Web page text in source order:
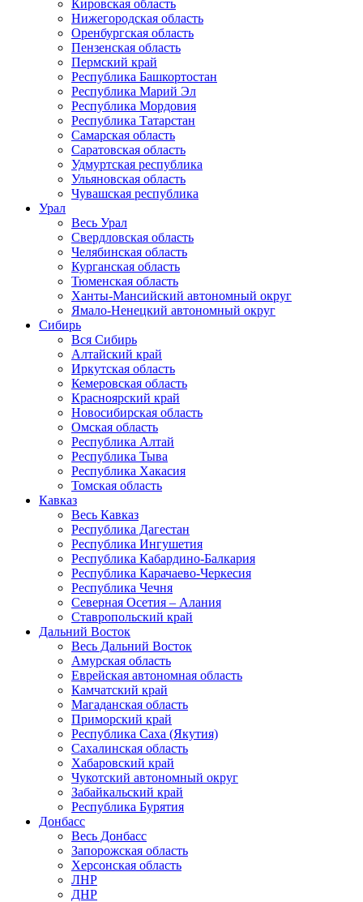
Кировская область
Нижегородская область
Оренбургская область
Пензенская область
Пермский край
Республика Башкортостан
Республика Марий Эл
Республика Мордовия
Республика Татарстан
Самарская область
Саратовская область
Удмуртская республика
Ульяновская область
Чувашская республика
Урал
Весь Урал
Свердловская область
Челябинская область
Курганская область
Тюменская область
Ханты-Мансийский автономный округ
Ямало-Ненецкий автономный округ
Сибирь
Вся Сибирь
Алтайский край
Иркутская область
Кемеровская область
Красноярский край
Новосибирская область
Омская область
Республика Алтай
Республика Тыва
Республика Хакасия
Томская область
Кавказ
Весь Кавказ
Республика Дагестан
Республика Ингушетия
Республика Кабардино-Балкария
Республика Карачаево-Черкесия
Республика Чечня
Северная Осетия – Алания
Ставропольский край
Дальний Восток
Весь Дальний Восток
Амурская область
Еврейская автономная область
Камчатский край
Магаданская область
Приморский край
Республика Саха (Якутия)
Сахалинская область
Хабаровский край
Чукотский автономный округ
Забайкальский край
Республика Бурятия
Донбасс
Весь Донбасс
Запорожская область
Херсонская область
ЛНР
ДНР